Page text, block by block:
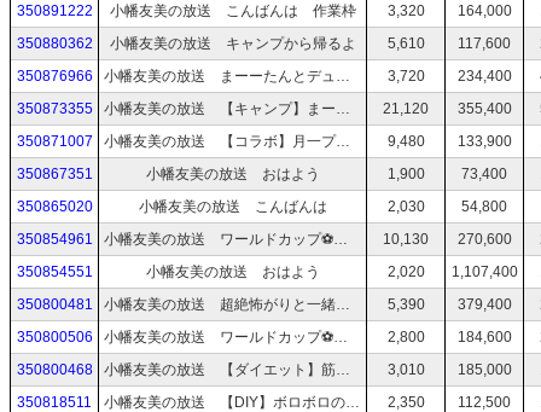
350891222
小幡友美の放送 こんばんは 作業枠 3,320 164,000
350880362
小幡友美の放送 キャンプから帰るよ 5,610 117,600
350876966
小幡友美の放送 まーーたんとデュオキャン車中泊（寝配信） 3,720 234,400
350873355
小幡友美の放送 【キャンプ】まーたんと車中泊デュオキャンに行こう！ 21,120 355,400
350871007
小幡友美の放送 【コラボ】月一プチコラボ！ふじみかちゃんと体重測定コラボバトル！ 9,480 133,900
350867351
小幡友美の放送 おはよう 1,900 73,400
350865020
小幡友美の放送 こんばんは 2,030
54,800
350854961
小幡友美の放送 ワールドカップ⚽️ブラジル戦 一緒に観よう！ ※起きれなかったらチャット枠🙇‍♀️ 10,130 270,600
350854551
小幡友美の放送 おはよう 2,020 1,107,400
350800481
小幡友美の放送 超絶怖がりと一緒にみる［世にも奇妙な物語 夏の特別編］ ※音量注意 5,390 379,400
350800506
小幡友美の放送 ワールドカップ⚽️スウェーデン戦一緒に見よう 2,800 184,600
350800468
小幡友美の放送 【ダイエット】筋トレか有酸素運動 3,010 185,000
350818511
小幡友美の放送 【DIY】ボロボロのエブリィを車中泊仕様に変更するよ！ 2,350 112,500